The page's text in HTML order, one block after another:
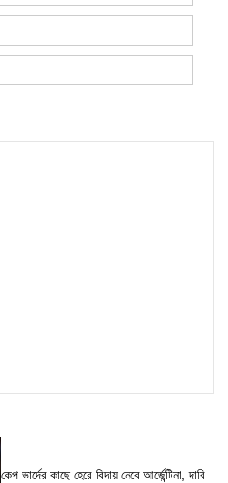
কেপ ভার্দের কাছে হেরে বিদায় নেবে আর্জেন্টিনা, দাবি